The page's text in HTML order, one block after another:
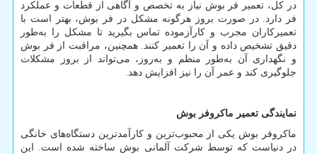
در کل، تعمیر فر بوش نیاز به تخصص و آگاهی از قطعات و عملکرد
فر دارد. در صورت بروز هرگونه مشکل در فر بوش، بهتر است با
تعمیرکاران مجرب و کارآزموده تماس بگیرید تا مشکل را به‌طور
دقیق تشخیص داده و آن را تعمیر کنند. همچنین، مراقبت از فر بوش
و نگهداری آن به‌طور منظم و به‌روز، می‌تواند از بروز مشکلات
جلوگیری کند و عمر آن را نیز افزایش دهد.
نمایندگی تعمیر ماکروفر بوش
ماکروفر بوش یکی از محبوب‌ترین و کارآمدترین دستگاه‌های خانگی
در دنیاست که توسط شرکت آلمانی بوش ساخته شده است. این